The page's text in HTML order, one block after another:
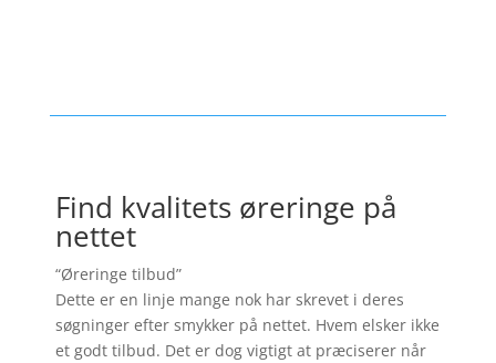
Find kvalitets øreringe på
nettet
“Øreringe tilbud”
Dette er en linje mange nok har skrevet i deres
søgninger efter smykker på nettet. Hvem elsker ikke
et godt tilbud. Det er dog vigtigt at præciserer når